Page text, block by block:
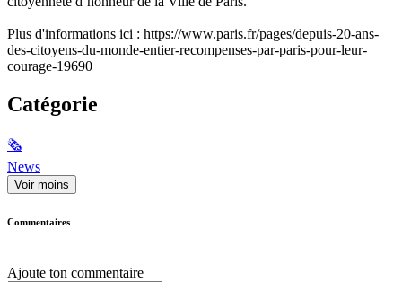
Plus d'informations ici : https://www.paris.fr/pages/depuis-20-ans-
des-citoyens-du-monde-entier-recompenses-par-paris-pour-leur-
courage-19690
Catégorie
🗞
News
Voir moins
Commentaires
Ajoute ton commentaire